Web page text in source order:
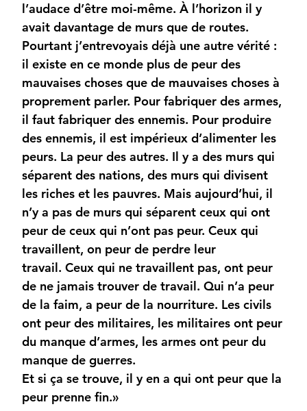
l’audace d’être moi-même. À l’horizon il y
avait davantage de murs que de routes.
Pourtant j’entrevoyais déjà une autre vérité :
il existe en ce monde plus de peur des
mauvaises choses que de mauvaises choses à
proprement parler. Pour fabriquer des armes,
il faut fabriquer des ennemis. Pour produire
des ennemis, il est impérieux d’alimenter les
peurs. La peur des autres. Il y a des murs qui
séparent des nations, des murs qui divisent
les riches et les pauvres. Mais aujourd’hui, il
n’y a pas de murs qui séparent ceux qui ont
peur de ceux qui n’ont pas peur. Ceux qui
travaillent, on peur de perdre leur
travail. Ceux qui ne travaillent pas, ont peur
de ne jamais trouver de travail. Qui n’a peur
de la faim, a peur de la nourriture. Les civils
ont peur des militaires, les militaires ont peur
du manque d’armes, les armes ont peur du
manque de guerres.
Et si ça se trouve, il y en a qui ont peur que la
peur prenne fin.»